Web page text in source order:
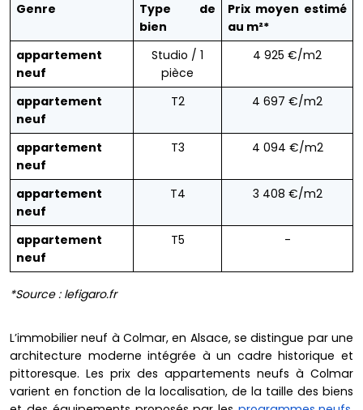
Genre
Type de
bien
Prix moyen estimé
au m²*
appartement
neuf
Studio / 1
pièce
4 925 €/m2
appartement
neuf
T2 4 697 €/m2
appartement
neuf
T3 4 094 €/m2
appartement
neuf
T4 3 408 €/m2
appartement
neuf
T5 -
*Source : lefigaro.fr
L’immobilier neuf à Colmar, en Alsace, se distingue par une
architecture moderne intégrée à un cadre historique et
pittoresque. Les prix des appartements neufs à Colmar
varient en fonction de la localisation, de la taille des biens